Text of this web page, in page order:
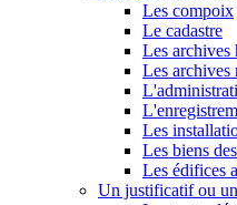
Les compoix
Le cadastre
Les archives
Les archives
Les
Les biens
Les édifices
Un justificatif ou